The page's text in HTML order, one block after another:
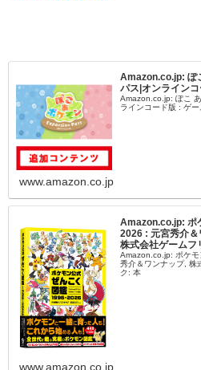
Amazon.co.jp: ぽ
パス|オンライン
Amazon.co.jp: ぽこ
ラインコード版 : ゲー
www.amazon.co.jp
Amazon.co.jp: ポ
2026 : 元宮秀介
株式会社ゲームフ
Amazon.co.jp: ポケ
秀介＆ワンナップ, 株
ク: 本
www.amazon.co.jp